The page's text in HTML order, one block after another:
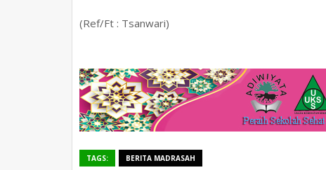
(Ref/Ft : Tsanwari)
TAGS: BERITA MADRASAH